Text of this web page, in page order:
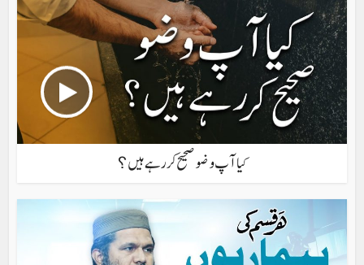
کیا آپ وضو صحیح کر رہے ہیں؟